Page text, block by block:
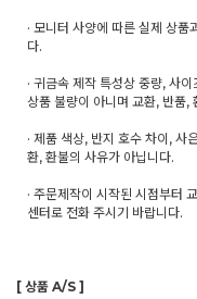
· 모니터 사양에 따른 실제 상
다.
· 귀금속 제작 특성상 중량, 사
상품 불량이 아니며 교환, 반품,
· 제품 색상, 반지 호수 차이, 사
환, 환불의 사유가 아닙니다.
· 주문제작이 시작된 시점부터
센터로 전화 주시기 바랍니다.
[ 상품 A/S ]